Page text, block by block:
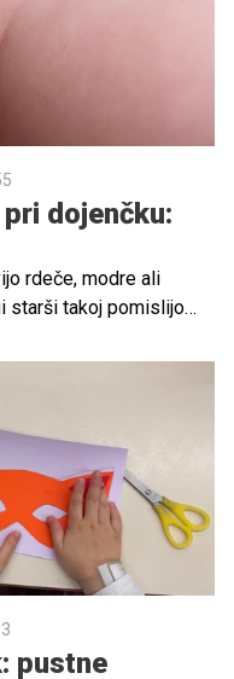
dojenčku:
rdeče, modre ali
starši takoj pomislijo
pustne